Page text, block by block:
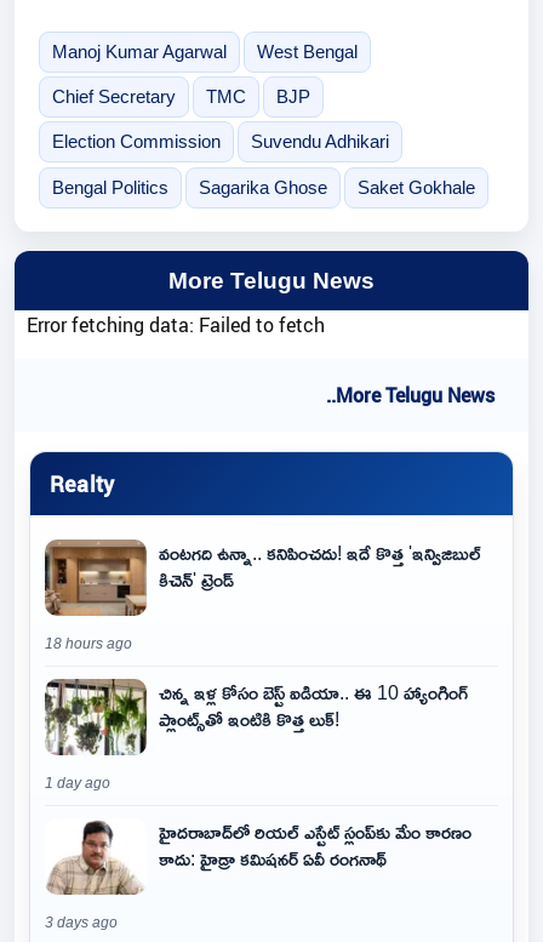
Manoj Kumar Agarwal West Bengal
Chief Secretary TMC BJP
Election Commission Suvendu Adhikari
Bengal Politics Sagarika Ghose Saket Gokhale
More Telugu News
Error fetching data: Failed to fetch
..More Telugu News
Realty
వంటగది ఉన్నా.. కనిపించదు! ఇదే కొత్త 'ఇన్విజిబుల్
కిచెన్' ట్రెండ్
18 hours ago
చిన్న ఇళ్ల కోసం బెస్ట్ ఐడియా.. ఈ 10 హ్యాంగింగ్
ప్లాంట్స్‌తో ఇంటికి కొత్త లుక్!
1 day ago
హైదరాబాద్‌లో రియల్ ఎస్టేట్ స్లంప్‌కు మేం కారణం
కాదు: హైడ్రా కమిషనర్ ఏవీ రంగనాథ్
3 days ago